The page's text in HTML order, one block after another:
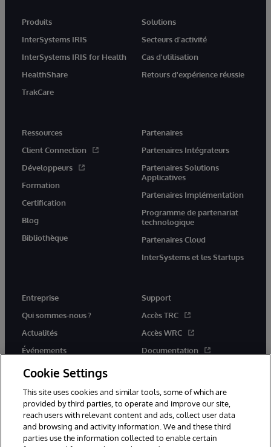
Produits
InterSystems IRIS
InterSystems IRIS for Health
HealthShare
TrakCare
Solutions
Secteurs d'activité
Cas d'utilisation
Retours d'expérience réussie
Ressources
Client Connection
Développeurs
Formation
Certification
Blog
Bibliothèque
Partenaires
Partenaires Intégrateurs
Partenaires Solutions
Applicatives
Partenaires Implémentation
Programme de partenariat
technologique
Partenaires Cloud
InterSystems et les Startups
Entreprise
Qui sommes-nous ?
Actualités
Événements
Rejoignez-nous
Support
Accès TRC
Accès WRC
Documentation
Cookie Settings
This site uses cookies and similar tools, some of which are
provided by third parties, to operate and improve our site,
reach users with relevant content and ads, collect user data
and browsing and activity information. We and these third
parties use the information collected to enable certain